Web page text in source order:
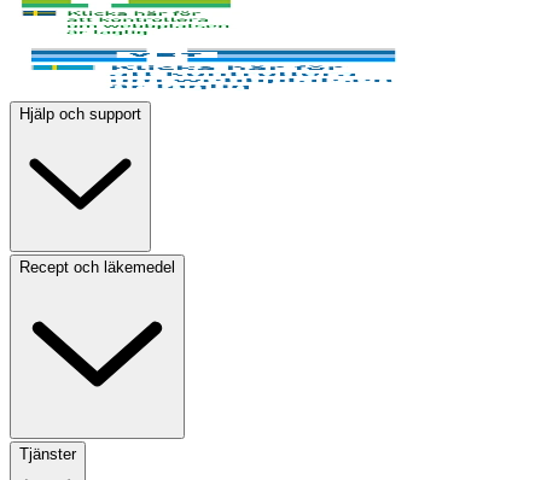
Hjälp och support
Recept och läkemedel
Tjänster